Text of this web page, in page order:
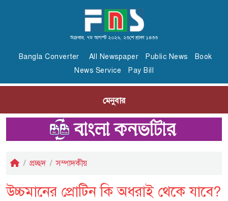
শুক্রবার, ৭ম আগস্ট ২০২৬, ২৩শে শ্রাবণ ১৪৩৩
Bangla Converter All Newspaper Public News
Book
News Service
Pay Bill
মেনুবার
প্রচ্ছদ সম্পাদকীয়
উচ্চমানের প্রোটিন কি অধরাই থেকে যাবে?